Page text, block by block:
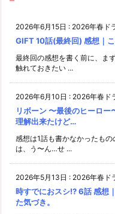
2026年6月15日 : 2026年春ド
GIFT 10話(最終回) 感想｜
最終回の感想を書く前に、ま
触れておきたい ...
2026年6月10日 : 2026年春ド
リボーン 〜最後のヒーロ
理解出来たけど…
感想は1話も書かなかったも
は、う〜ん…せ ...
2026年5月13日 : 2026年春ド
時すでにおスシ!? 6話 感想
た気づき。